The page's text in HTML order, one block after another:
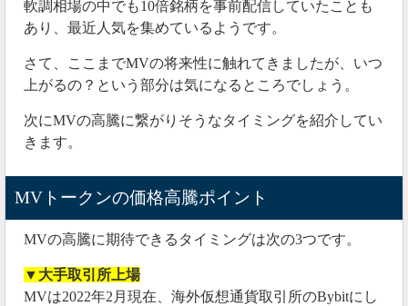
軟調相場の中でも10倍銘柄を事前配信していたことも
あり、最近人気を集めているようです。
さて、ここまでMVの将来性に触れてきましたが、いつ
上がるの？という部分は気になるところでしょう。
次にMVの高騰に繋がりそうなタイミングを紹介してい
きます。
MVトークンの価格高騰ポイント
MVの高騰に期待できるタイミングは次の3つです。
▼ 大手取引所上場
MVは2022年2月現在、海外仮想通貨取引所のBybitにし